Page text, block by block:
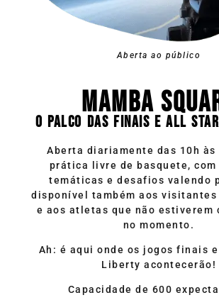
Aberta ao público
MAMBA
O PALCO DAS FINAIS E ALL
Aberta diariamente das 10h às
prática livre de basquete, com
temáticas e desafios valendo
disponível também aos
e aos atletas que não estiverem
no momento.
Ah: é aqui onde os jogos finais
Liberty acontecerão!
Capacidade de 600